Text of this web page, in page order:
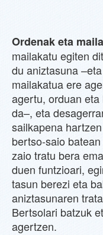
Ordenak eta
mailakatu egiten
du aniztasuna
mailakatua ere
agertu, orduan
da–, eta
sailkapena
bertso-saio
zaio tratu bera
duen funtzioari,
tasun berezi eta
aniztasunaren
Bertsolari batzuk
agertzen.